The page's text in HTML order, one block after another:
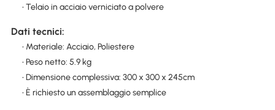
• Telaio in acciaio verniciato a polvere
Dati tecnici:
• Materiale: Acciaio, Poliestere
• Peso netto: 5.9 kg
• Dimensione complessiva: 300 x 300 x 245cm
• È richiesto un assemblaggio semplice